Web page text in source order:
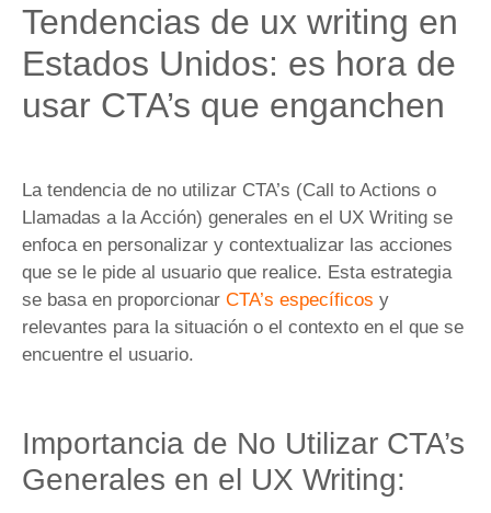
Tendencias de ux writing en
Estados Unidos: es hora de
usar CTA’s que enganchen
La tendencia de no utilizar CTA’s (Call to Actions o
Llamadas a la Acción) generales en el UX Writing se
enfoca en personalizar y contextualizar las acciones
que se le pide al usuario que realice. Esta estrategia
se basa en proporcionar CTA’s específicos y
relevantes para la situación o el contexto en el que se
encuentre el usuario.
Importancia de No Utilizar CTA’s
Generales en el UX Writing: